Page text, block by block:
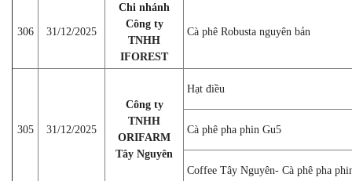
306 31/12/2025
Chi nhánh
Công ty
TNHH
IFOREST
Cà phê Robusta nguyên bản
305 31/12/2025
Công ty
TNHH
ORIFARM
Tây Nguyên
Hạt điều
Cà phê pha phin Gu5
Coffee Tây Nguyên- Cà phê pha